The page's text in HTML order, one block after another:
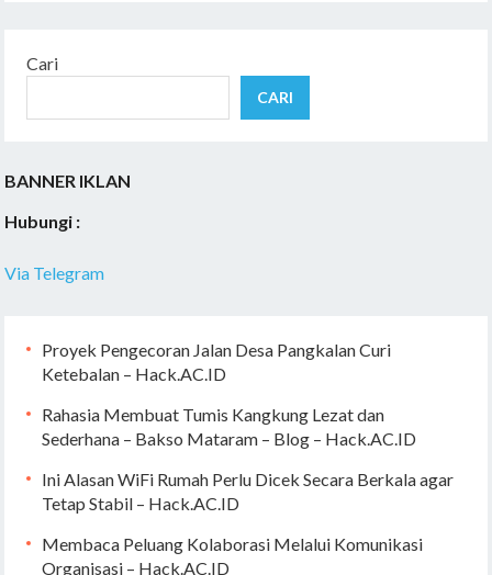
Cari
CARI
BANNER IKLAN
Hubungi :
Via Telegram
Proyek Pengecoran Jalan Desa Pangkalan Curi
Ketebalan – Hack.AC.ID
Rahasia Membuat Tumis Kangkung Lezat dan
Sederhana – Bakso Mataram – Blog – Hack.AC.ID
Ini Alasan WiFi Rumah Perlu Dicek Secara Berkala agar
Tetap Stabil – Hack.AC.ID
Membaca Peluang Kolaborasi Melalui Komunikasi
Organisasi – Hack.AC.ID